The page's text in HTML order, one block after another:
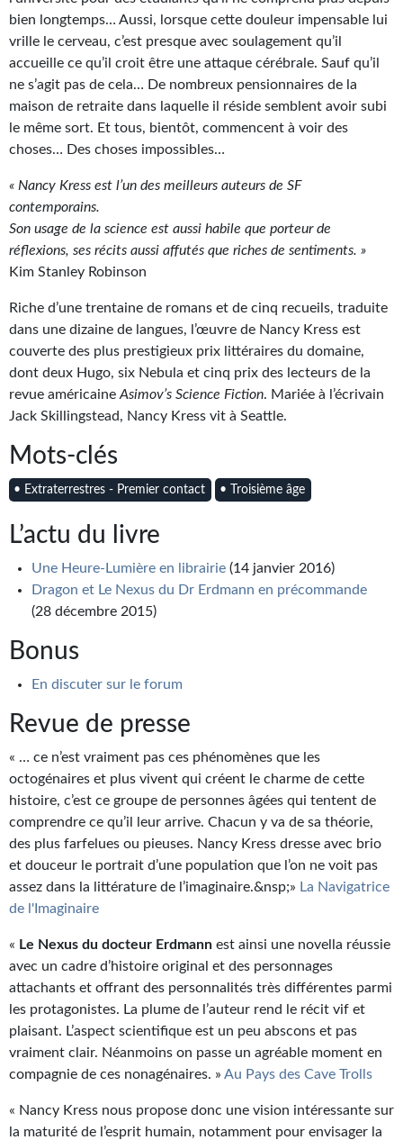
Les critiques
Le blog
Le prix des lecteurs
GOODIES
Goodies Gotland
Tirages d’art Une Heure-Lumière
PLUS
À paraître
Revue de presse
Récompenses
Newsletter
Le Bélial' sur Youtube
LE BLOG BIFROST
Tous les articles
La Bibliothèque orbitale
Journal d'un homme des bois
FORUMS
CONTACT
Nous contacter
F.A.Q.
Soumettre un manuscrit
Support technique
bien longtemps… Aussi, lorsque cette douleur impensable lui
vrille le cerveau, c’est presque avec soulagement qu’il
accueille ce qu’il croit être une attaque cérébrale. Sauf qu’il
ne s’agit pas de cela… De nombreux pensionnaires de la
maison de retraite dans laquelle il réside semblent avoir subi
le même sort. Et tous, bientôt, commencent à voir des
choses… Des choses impossibles…
« Nancy Kress est l’un des meilleurs auteurs de SF
contemporains.
Son usage de la science est aussi habile que porteur de
réflexions, ses récits aussi affutés que riches de sentiments. »
Kim Stanley Robinson
Riche d’une trentaine de romans et de cinq recueils, traduite
dans une dizaine de langues, l’œuvre de Nancy Kress est
couverte des plus prestigieux prix littéraires du domaine,
dont deux Hugo, six Nebula et cinq prix des lecteurs de la
revue américaine Asimov’s Science Fiction. Mariée à l’écrivain
Jack Skillingstead, Nancy Kress vit à Seattle.
Mots-clés
• Extraterrestres - Premier contact • Troisième âge
L’actu du livre
Une Heure-Lumière en librairie (14 janvier 2016)
Dragon et Le Nexus du Dr Erdmann en précommande
(28 décembre 2015)
Bonus
En discuter sur le forum
Revue de presse
« … ce n’est vraiment pas ces phénomènes que les
octogénaires et plus vivent qui créent le charme de cette
histoire, c’est ce groupe de personnes âgées qui tentent de
comprendre ce qu’il leur arrive. Chacun y va de sa théorie,
des plus farfelues ou pieuses. Nancy Kress dresse avec brio
et douceur le portrait d’une population que l’on ne voit pas
assez dans la littérature de l’imaginaire.&nsp;» La Navigatrice
de l'Imaginaire
« Le Nexus du docteur Erdmann est ainsi une novella réussie
avec un cadre d’histoire original et des personnages
attachants et offrant des personnalités très différentes parmi
les protagonistes. La plume de l’auteur rend le récit vif et
plaisant. L’aspect scientifique est un peu abscons et pas
vraiment clair. Néanmoins on passe un agréable moment en
compagnie de ces nonagénaires. » Au Pays des Cave Trolls
« Nancy Kress nous propose donc une vision intéressante sur
la maturité de l’esprit humain, notamment pour envisager la